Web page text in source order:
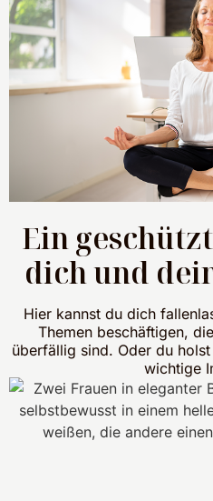
Ein
dich und
Hier kannst du dich
Themen beschäftigen,
überfällig sind. Oder du
wichtige